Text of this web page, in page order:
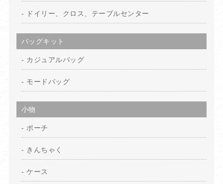
ドイリー、クロス、テーブルセンター
バッグキット
カジュアルバッグ
モードバッグ
小物
ポーチ
きんちゃく
ケース